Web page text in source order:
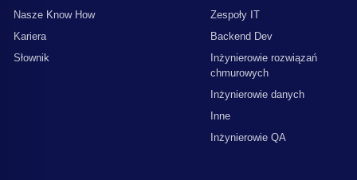
Nasze Know How
Kariera
Słownik
Zespoły IT
Backend Dev
Inżynierowie rozwiązań
chmurowych
Inżynierowie danych
Inne
Inżynierowie QA